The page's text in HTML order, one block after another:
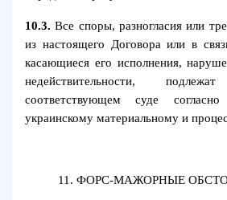
10.3.Все споры, разногласия или
из настоящего Договора или в
касающиеся его исполнения,
недействительности,
соответствующем суде
украинскому материальному и
11. ФОРС-МАЖОРНЫЕ